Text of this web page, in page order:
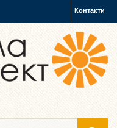
Контакти